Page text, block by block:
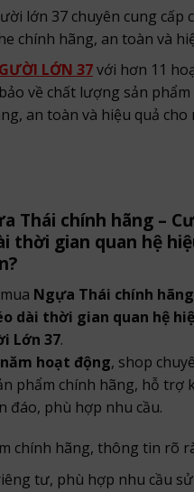
lớn 37 chuyên cung cấp
chính hãng, an toàn và
LỚN 37với hơn 11
về chất lượng sản
an toàn và hiệu quả
Thái chính hãng –
thời gian quan hệ
Ngựa Thái chính
dài thời gian quan hệ
Lớn 37.
hoạt động, shop
phẩm chính hãng, hỗ trợ
đáo, phù hợp nhu cầu.
chính hãng, thông tin rõ
tư, phù hợp nhu cầu